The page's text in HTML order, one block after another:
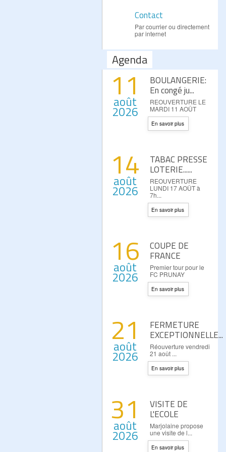
Contact
Par courrier ou directement
par internet
Agenda
BOULANGERIE:
En congé ju...
REOUVERTURE LE
MARDI 11 AOÛT
11
août
2026
En savoir plus
TABAC PRESSE
LOTERIE......
REOUVERTURE
LUNDI 17 AOÛT à
7h...
14
août
2026
En savoir plus
COUPE DE
FRANCE
Premier tour pour le
FC PRUNAY
16
août
2026
En savoir plus
FERMETURE
EXCEPTIONNELLE...
Réouverture vendredi
21 août ...
21
août
2026
En savoir plus
VISITE DE
L'ECOLE
Marjolaine propose
une visite de l...
31
août
2026
En savoir plus